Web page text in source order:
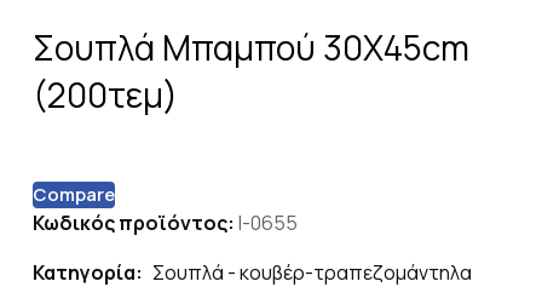
Σουπλά Μπαμπού 30Χ45cm
(200τεμ)
Compare
Κωδικός προϊόντος: I-0655
Κατηγορία: Σουπλά - κουβέρ-τραπεζομάντηλα